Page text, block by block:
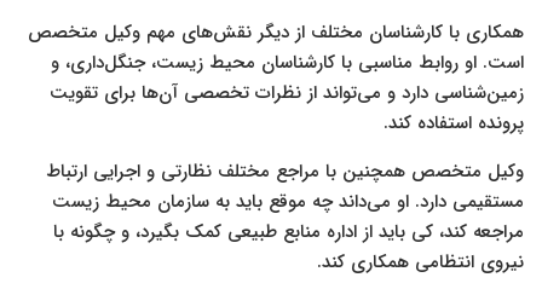
همکاری با کارشناسان مختلف از دیگر نقش‌های مهم وکیل متخصص
است. او روابط مناسبی با کارشناسان محیط زیست، جنگل‌داری، و
زمین‌شناسی دارد و می‌تواند از نظرات تخصصی آن‌ها برای تقویت
پرونده استفاده کند.
وکیل متخصص همچنین با مراجع مختلف نظارتی و اجرایی ارتباط
مستقیمی دارد. او می‌داند چه موقع باید به سازمان محیط زیست
مراجعه کند، کی باید از اداره منابع طبیعی کمک بگیرد، و چگونه با
نیروی انتظامی همکاری کند.